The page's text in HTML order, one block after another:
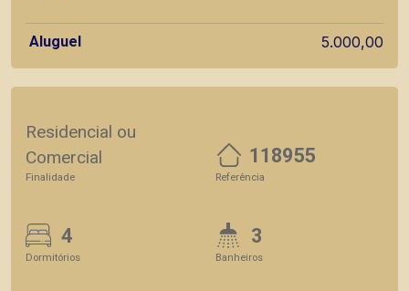
Aluguel 5.000,00
Residencial ou
Comercial
Finalidade
118955
Referência
4
Dormitórios
3
Banheiros